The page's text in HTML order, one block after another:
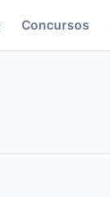
Concursos